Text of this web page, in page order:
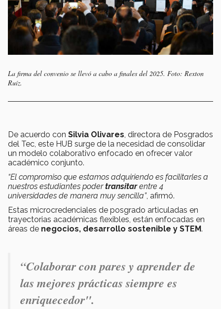
La firma del convenio se llevó a cabo a finales del 2025. Foto: Rexton
Ruíz.
De acuerdo con Silvia Olivares, directora de Posgrados
del Tec, este HUB surge de la necesidad de consolidar
un modelo colaborativo enfocado en ofrecer valor
académico conjunto.
“El compromiso que estamos adquiriendo es facilitarles a
nuestros estudiantes podertransitarentre 4
universidades de manera muy sencilla”, afirmó.
Estas microcredenciales de posgrado articuladas en
trayectorias académicas flexibles, están enfocadas en
áreas de negocios, desarrollo sostenible y STEM.
“Colaborar con pares y aprender de
las mejores prácticas siempre es
enriquecedor".